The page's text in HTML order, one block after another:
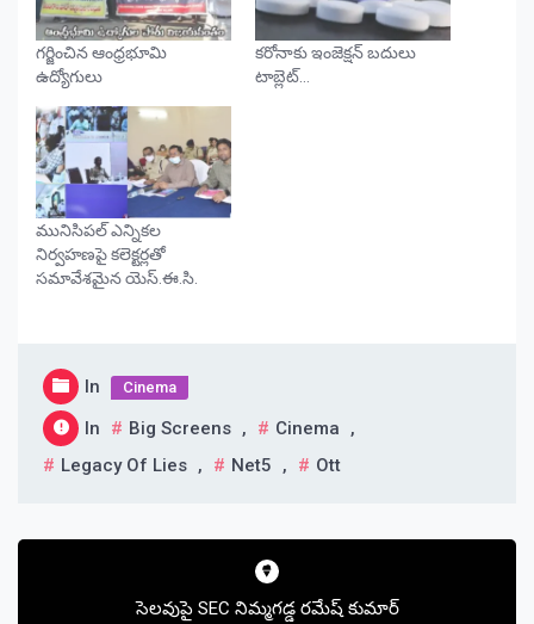
గర్జించిన ఆంధ్రభూమి
ఉద్యోగులు
కరోనాకు ఇంజెక్షన్ బదులు
టాబ్లెట్​…
మునిసిపల్ ఎన్నికల
నిర్వహణపై కలెక్టర్లతో
సమావేశమైన యెస్.ఈ.సి.
In Cinema
In Big Screens , Cinema
,
Legacy Of Lies , Net5 , Ott
Post
సెలవుపై SEC నిమ్మగడ్డ రమేష్ కుమార్